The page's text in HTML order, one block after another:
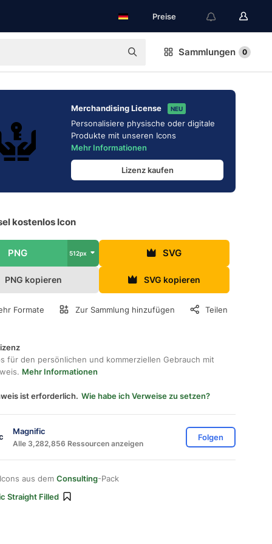
Preise
Sammlungen 0
Merchandising License NEU
Personalisiere physische oder digitale
Produkte mit unseren Icons
Mehr Informationen
Lizenz kaufen
kostenlos Icon
PNG 512px SVG
PNG kopieren SVG kopieren
Formate Zur Sammlung hinzufügen Teilen
für den persönlichen und kommerziellen Gebrauch mit
Mehr Informationen
ist erforderlich. Wie habe ich Verweise zu setzen?
Magnific
Alle 3,282,856 Ressourcen anzeigen
Folgen
aus dem Consulting-Pack
Straight Filled